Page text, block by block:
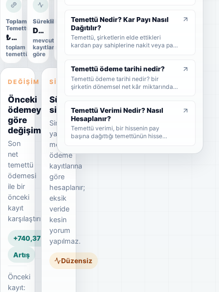
Toplam
Temettü
₺5,0 Mr
toplam
temettü
Süreklilik
Düzensiz
mevcut
kayıtlara
göre
Uygulama
durumu
Uygulandı
Kesin
DEĞIŞIM
Önceki
ödemeye
göre
değişim
Son
net
temettü
ödemesi
ile bir
önceki
kayıt
karşılaştırılır.
+740,37%
Artış
Önceki
kayıt:
SINYAL
Süreklilik
sinyali
Sinyal
yalnızca
mevcut
ödeme
kayıtlarına
göre
hesaplanır;
eksik
veride
kesin
yorum
yapılmaz.
Düzensiz
verimi ve örnek hesaplama adımlarını
sade şekilde bulabilirsiniz.
Temettü Nedir? Kar Payı Nasıl
Dağıtılır?
Temettü, şirketlerin elde ettikleri
kardan pay sahiplerine nakit veya pay
nasıl dağıtıldığını, brüt-net temettü
farkını, temettü tarihlerini ve
yatırımcıların dikkat etmesi
gerekenleri sade şekilde bulabilirsiniz.
Temettü ödeme tarihi nedir?
Temettü ödeme tarihi nedir? bir
şirketin dönemsel net kâr miktarından
Temettü Verimi Nedir? Nasıl
Hesaplanır?
Temettü verimi, bir hissenin pay
başına dağıttığı temettünün hisse
göstergedir. Bu rehberde temettü
veriminin nasıl hesaplandığını, yüksek
temettü veriminin ne anlama geldiğini
yorumlaması gerektiğini sade
örneklerle bulabilirsiniz.